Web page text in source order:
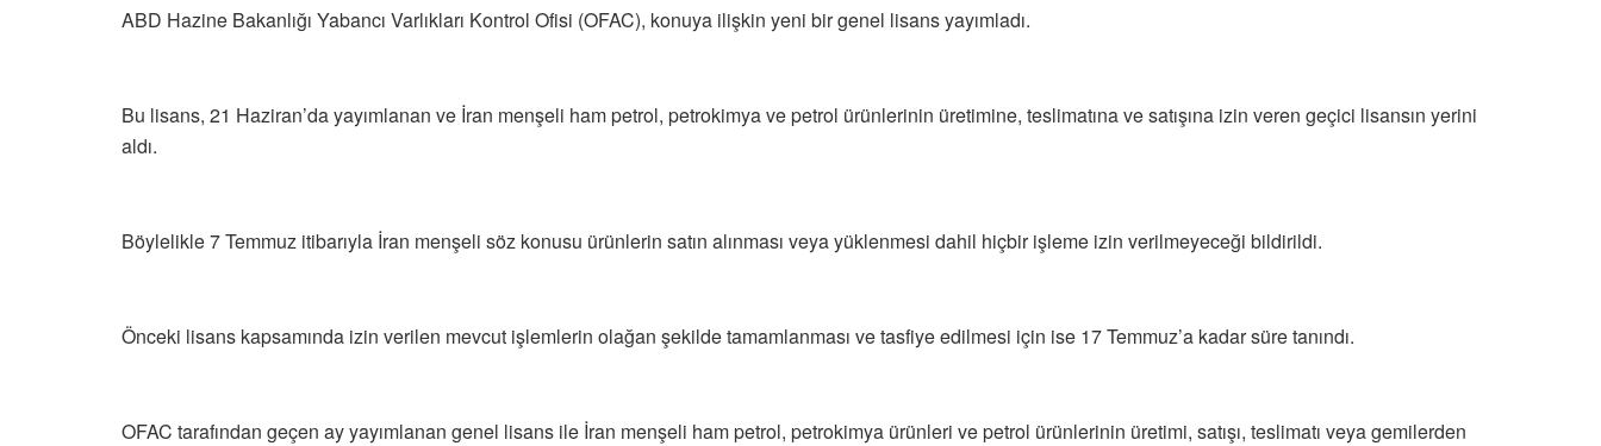
ABD Hazine Bakanlığı Yabancı Varlıkları Kontrol Ofisi (OFAC), konuya ilişkin yeni bir genel lisans yayımladı.
Bu lisans, 21 Haziran’da yayımlanan ve İran menşeli ham petrol, petrokimya ve petrol ürünlerinin üretimine, teslimatına ve satışına izin veren geçici lisansın yerini
aldı.
Böylelikle 7 Temmuz itibarıyla İran menşeli söz konusu ürünlerin satın alınması veya yüklenmesi dahil hiçbir işleme izin verilmeyeceği bildirildi.
Önceki lisans kapsamında izin verilen mevcut işlemlerin olağan şekilde tamamlanması ve tasfiye edilmesi için ise 17 Temmuz’a kadar süre tanındı.
OFAC tarafından geçen ay yayımlanan genel lisans ile İran menşeli ham petrol, petrokimya ürünleri ve petrol ürünlerinin üretimi, satışı, teslimatı veya gemilerden